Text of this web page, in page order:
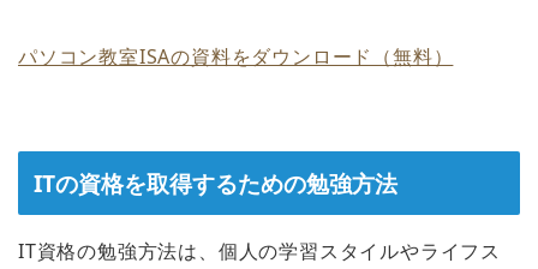
パソコン教室ISAの資料をダウンロード（無料）
ITの資格を取得するための勉強方法
IT資格の勉強方法は、個人の学習スタイルやライフス